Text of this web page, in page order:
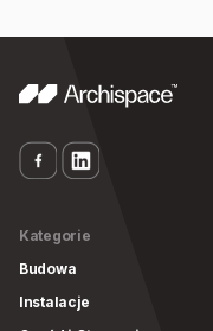
Kategorie
Budowa
Instalacje